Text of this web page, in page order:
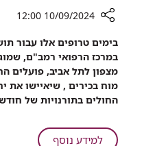
שיתוף
יחידת
צנתורי
המוח
החיונית
התרחבה
10/09/2024 12:00
בימים טרופים אלו עבור
במרכז הרפואי רמב"ם,
מוח בכירים , שיאיישו את
החולים בתורנויות של
למידע נוסףעל